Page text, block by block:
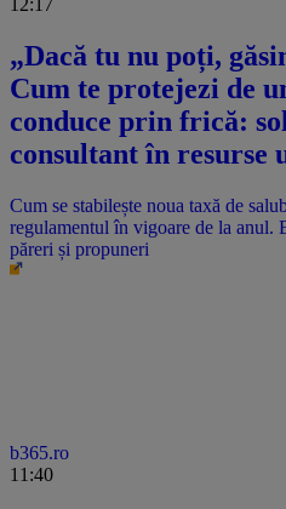
12:17
„Dacă tu nu poți,
Cum te protejezi de
conduce prin frică:
consultant în resurse
Cum se stabilește noua taxă de
regulamentul în vigoare de la anul.
păreri și propuneri
b365.ro
11:40